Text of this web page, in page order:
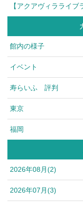
【アクアヴィラライ
館内の様子
イベント
寿らいふ 評判
東京
福岡
2026年08月(2)
2026年07月(3)